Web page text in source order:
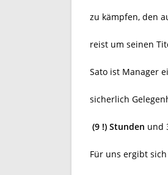
zu kämpfen, den
reist um seinen
Sato ist Manager
sicherlich
(9 !) Stunden und
Für uns ergibt